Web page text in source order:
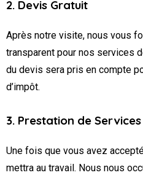
2. Devis Gratuit
Après notre visite, nous vous
transparent pour nos services
du devis sera pris en compte
d’impôt.
3. Prestation de Services
Une fois que vous avez
mettra au travail. Nous nous